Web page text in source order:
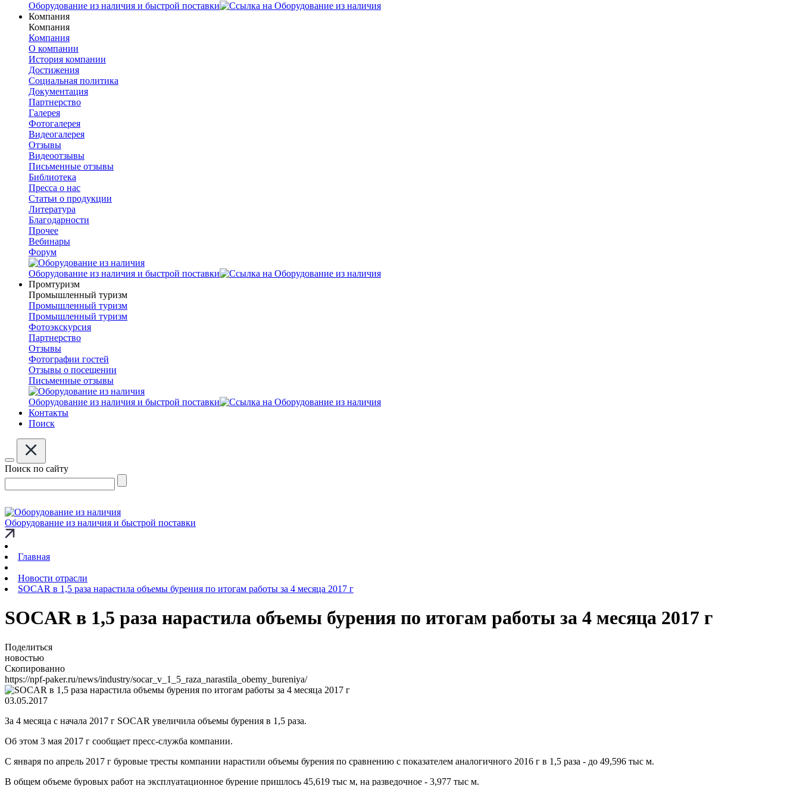
Оборудование из наличия и быстрой поставки
Компания
Компания
Компания
О компании
История компании
Достижения
Социальная политика
Документация
Партнерство
Галерея
Фотогалерея
Видеогалерея
Отзывы
Видеоотзывы
Письменные отзывы
Библиотека
Пресса о нас
Статьи о продукции
Литература
Благодарности
Прочее
Вебинары
Форум
Оборудование из наличия и быстрой поставки
Промтуризм
Промышленный туризм
Промышленный туризм
Промышленный туризм
Фотоэкскурсия
Партнерство
Отзывы
Фотографии гостей
Отзывы о посещении
Письменные отзывы
Оборудование из наличия и быстрой поставки
Контакты
Поиск
Поиск по сайту
Оборудование из наличия и быстрой поставки
Главная
Новости отрасли
SOCAR в 1,5 раза нарастила объемы бурения по итогам работы за 4 месяца 2017 г
SOCAR в 1,5 раза нарастила объемы бурения по итогам работы за 4 месяца 2017 г
Поделиться
новостью
Скопированно
https://npf-paker.ru/news/industry/socar_v_1_5_raza_narastila_obemy_bureniya/
03.05.2017
За 4 месяца с начала 2017 г SOCAR увеличила объемы бурения в 1,5 раза.
Об этом 3 мая 2017 г сообщает пресс-служба компании.
С января по апрель 2017 г буровые тресты компании нарастили объемы бурения по сравнению с показателем аналогичного 2016 г в 1,5 раза - до 49,596 тыс м.
В общем объеме буровых работ на эксплуатационное бурение пришлось 45,619 тыс м, на разведочное - 3,977 тыс м.